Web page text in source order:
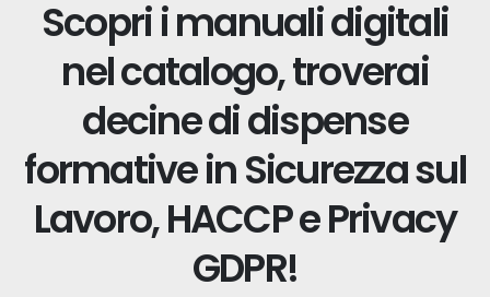
Scopri i manuali digitali
nel catalogo, troverai
decine di dispense
formative in Sicurezza sul
Lavoro, HACCP e Privacy
GDPR!